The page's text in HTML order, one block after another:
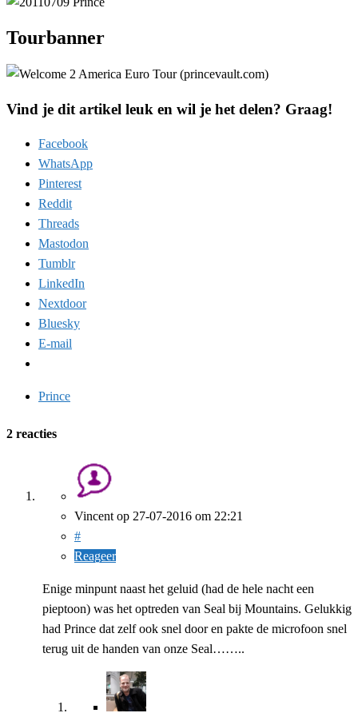
Tourbanner
Vind je dit artikel leuk en wil je het delen? Graag!
Facebook
WhatsApp
Pinterest
Reddit
Threads
Mastodon
Tumblr
LinkedIn
Nextdoor
Bluesky
E-mail
Prince
2 reacties
Vincent op 27-07-2016 om 22:21
#
Reageer
Enige minpunt naast het geluid (had de hele nacht een
pieptoon) was het optreden van Seal bij Mountains. Gelukkig
had Prince dat zelf ook snel door en pakte de microfoon snel
terug uit de handen van onze Seal……..